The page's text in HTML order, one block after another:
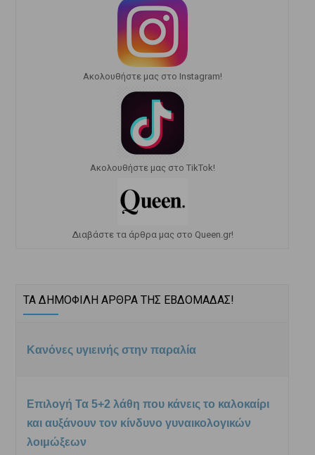
Ακολουθήστε μας στο Instagram!
Ακολουθήστε μας στο TikTok!
Διαβάστε τα άρθρα μας στο Queen.gr!
ΤΑ ΔΗΜΟΦΙΛΗ ΑΡΘΡΑ ΤΗΣ ΕΒΔΟΜΑΔΑΣ!
Κανόνες υγιεινής στην παραλία
Επιλογή Τα 5+2 λάθη που κάνεις το καλοκαίρι
και αυξάνουν τον κίνδυνο γυναικολογικών
λοιμώξεων